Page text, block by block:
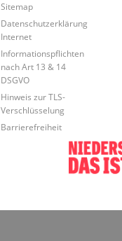
Sitemap
Datenschutzerklärung
Internet
Informationspflichten
nach Art 13 & 14
DSGVO
Hinweis zur TLS-
Verschlüsselung
Barrierefreiheit